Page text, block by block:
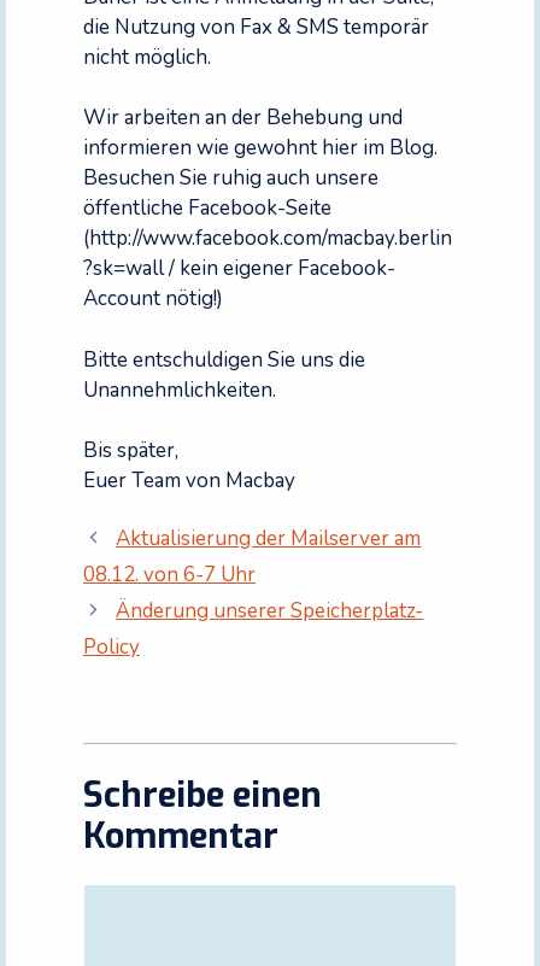
die Nutzung von Fax & SMS temporär
nicht möglich.
Wir arbeiten an der Behebung und
informieren wie gewohnt hier im Blog.
Besuchen Sie ruhig auch unsere
öffentliche Facebook-Seite
(http://www.facebook.com/macbay.berlin
?sk=wall / kein eigener Facebook-
Account nötig!)
Bitte entschuldigen Sie uns die
Unannehmlichkeiten.
Bis später,
Euer Team von Macbay
Aktualisierung der Mailserver am
08.12. von 6-7 Uhr
Änderung unserer Speicherplatz-
Policy
Schreibe einen
Kommentar